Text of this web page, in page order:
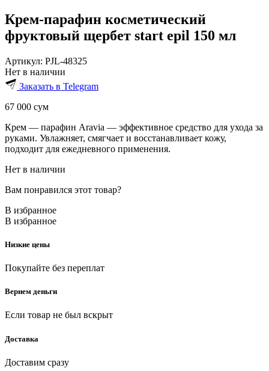
Крем-парафин косметический
фруктовый щербет start epil 150 мл
Артикул: PJL-48325
Нет в наличии
Заказать в Telegram
67 000 сум
Крем — парафин Aravia — эффективное средство для ухода за
руками. Увлажняет, смягчает и восстанавливает кожу,
подходит для ежедневного применения.
Нет в наличии
Вам понравился этот товар?
В избранное
В избранное
Низкие цены
Покупайте без переплат
Вернем деньги
Если товар не был вскрыт
Доставка
Доставим сразу